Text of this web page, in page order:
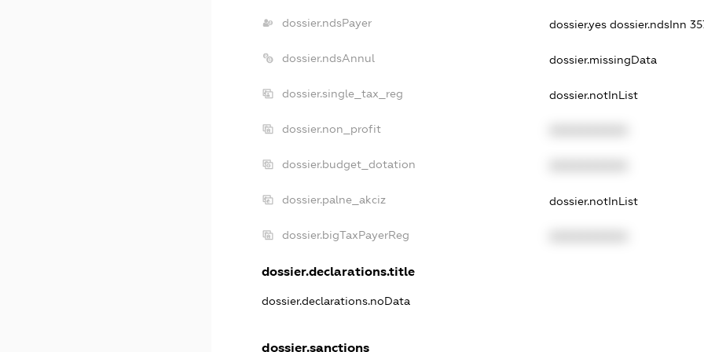
dossier.ndsPayer dossier.yes dossier.ndsInn
dossier.ndsAnnul dossier.missingData
dossier.single_tax_reg dossier.notInList
dossier.non_profit
dossier.budget_dotation
dossier.palne_akciz dossier.notInList
dossier.bigTaxPayerReg
dossier.declarations.title
dossier.declarations.noData
dossier.sanctions